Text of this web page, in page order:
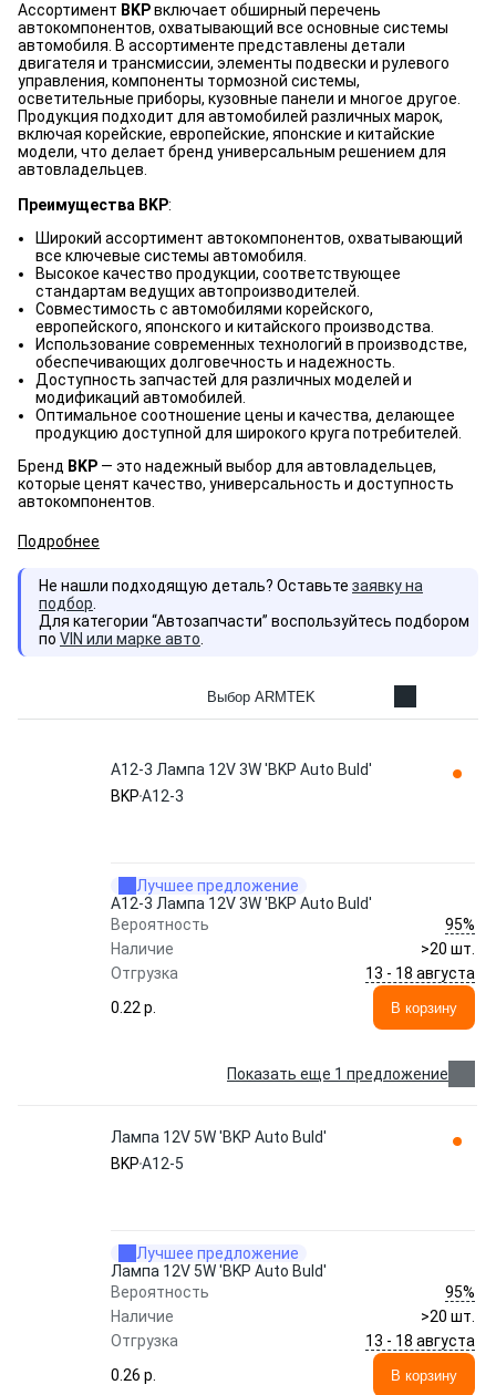
Ассортимент BKPвключает обширный перечень
автокомпонентов, охватывающий все основные системы
автомобиля. В ассортименте представлены детали
двигателя и трансмиссии, элементы подвески и рулевого
управления, компоненты тормозной системы,
осветительные приборы, кузовные панели и многое другое.
Продукция подходит для автомобилей различных марок,
включая корейские, европейские, японские и китайские
модели, что делает бренд универсальным решением для
автовладельцев.
Преимущества BKP:
Широкий ассортимент автокомпонентов, охватывающий
все ключевые системы автомобиля.
Высокое качество продукции, соответствующее
стандартам ведущих автопроизводителей.
Совместимость с автомобилями корейского,
европейского, японского и китайского производства.
Использование современных технологий в производстве,
обеспечивающих долговечность и надежность.
Доступность запчастей для различных моделей и
модификаций автомобилей.
Оптимальное соотношение цены и качества, делающее
продукцию доступной для широкого круга потребителей.
Бренд BKP — это надежный выбор для автовладельцев,
которые ценят качество, универсальность и доступность
автокомпонентов.
Подробнее
Не нашли подходящую деталь? Оставьте заявку на
подбор
Для категории “Автозапчасти” воспользуйтесь подбором
по VIN или марке авто
Выбор ARMTEK
А12-3 Лампа 12V 3W 'BKP Auto Buld'
BKPА12-3
Лучшее предложение
А12-3 Лампа 12V 3W 'BKP Auto Buld'
Вероятность
95%
Наличие
>20 шт.
Отгрузка
13 - 18 августа
0.22 p.
В корзину
Показать еще 1 предложение
Лампа 12V 5W 'BKP Auto Buld'
BKPА12-5
Лучшее предложение
Лампа 12V 5W 'BKP Auto Buld'
Вероятность
95%
Наличие
>20 шт.
Отгрузка
13 - 18 августа
0.26 p.
В корзину